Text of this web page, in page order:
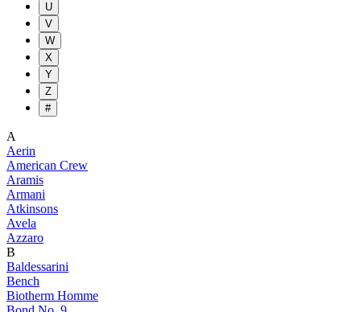
U
V
W
X
Y
Z
#
A
Aerin
American Crew
Aramis
Armani
Atkinsons
Avela
Azzaro
B
Baldessarini
Bench
Biotherm Homme